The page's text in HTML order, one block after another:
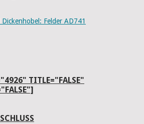
Felder AD741
TITLE="FALSE"